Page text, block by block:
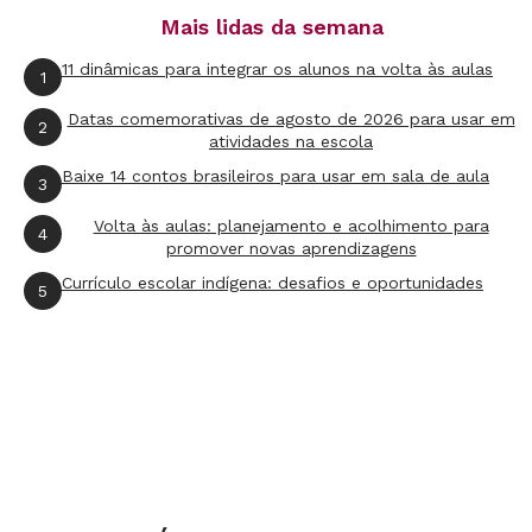
estratégias para cumprir a tarefa. Pergunte em
que linha está a palavra "mulher". Uns dirão na
primeira, outros dirão na segunda e outros
ainda dirão que ela aparece nas duas linhas.
Confirme esta informação e peça para que
todos encontrem a palavra "mulher" nas duas
primeiras linhas.
Agora, peça para que expliquem como
Mais lidas da semana
1 11 dinâmicas para integrar os alunos na volta às aulas
2
Datas comemorativas de agosto de 2026 para usar em
atividades na escola
3 Baixe 14 contos brasileiros para usar em sala de aula
4
Volta às aulas: planejamento e acolhimento para
promover novas aprendizagens
5 Currículo escolar indígena: desafios e oportunidades